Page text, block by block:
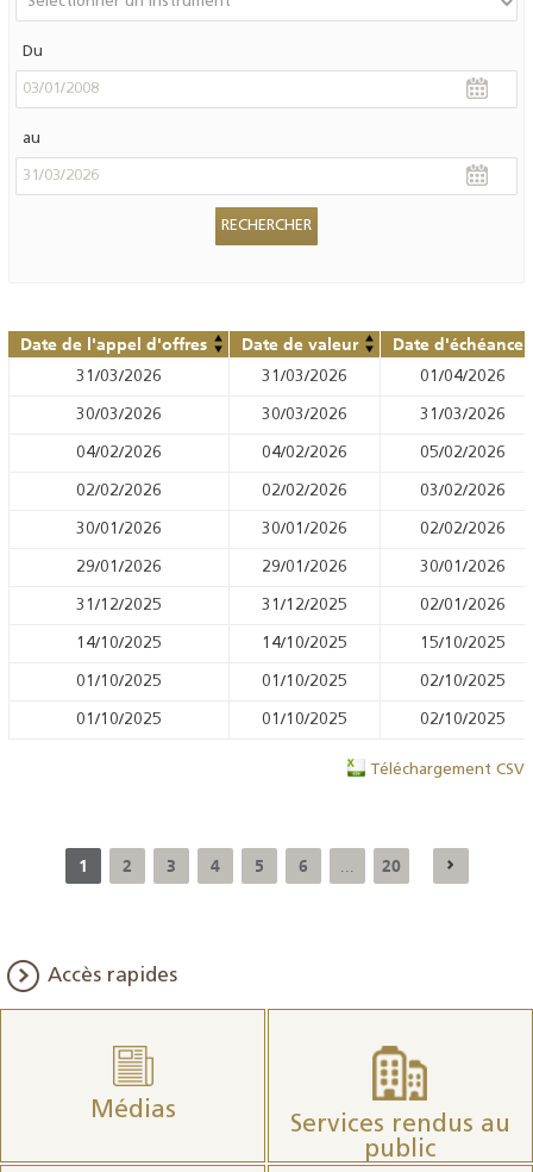
Du
au
Date de l'appel d'offres Date de valeur Date d'échéance
31/03/2026 31/03/2026 01/04/2026
30/03/2026 30/03/2026 31/03/2026
04/02/2026 04/02/2026 05/02/2026
02/02/2026 02/02/2026 03/02/2026
30/01/2026 30/01/2026 02/02/2026
29/01/2026 29/01/2026 30/01/2026
31/12/2025 31/12/2025 02/01/2026
14/10/2025 14/10/2025 15/10/2025
01/10/2025 01/10/2025 02/10/2025
01/10/2025 01/10/2025 02/10/2025
Téléchargement CSV
1 2 3 4 5 6 20
Accès rapides
Médias
Services rendus au
public